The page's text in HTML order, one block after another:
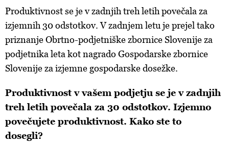
Produktivnost se je v zadnjih treh letih povečala za
izjemnih 30 odstotkov. V zadnjem letu je prejel tako
priznanje Obrtno-podjetniške zbornice Slovenije za
podjetnika leta kot nagrado Gospodarske zbornice
Slovenije za izjemne gospodarske dosežke.
Produktivnost v vašem podjetju se je v zadnjih
treh letih povečala za 30 odstotkov. Izjemno
povečujete produktivnost. Kako ste to
dosegli?